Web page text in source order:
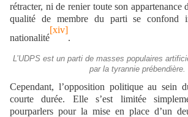
rétracter, ni de renier toute son appartenance
qualité de membre du parti se confond
nationalité
[xiv]
.
L’UDPS est un parti de masses populaires
par la tyrannie prébendière.
Cependant, l’opposition politique au sein
courte durée. Elle s’est limitée
pourparlers pour la mise en place d’un